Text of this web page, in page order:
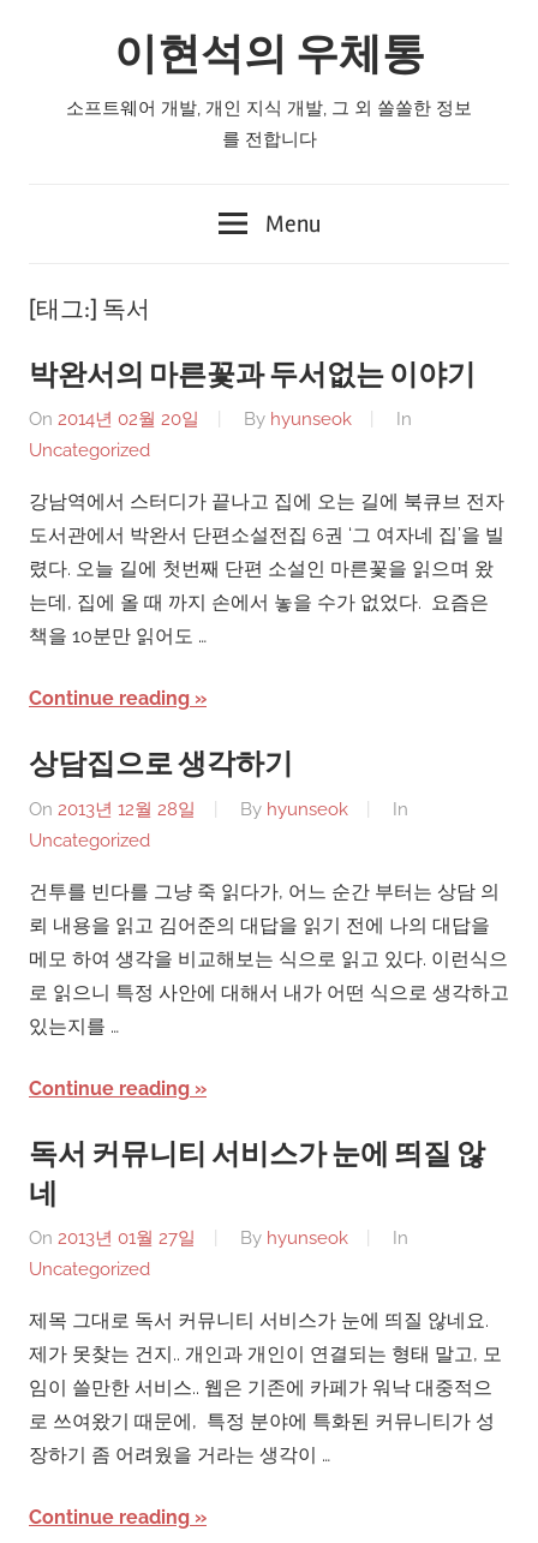
이현석의 우체통
소프트웨어 개발, 개인 지식 개발, 그 외 쏠쏠한 정보
를 전합니다
Menu
[태그:] 독서
박완서의 마른꽃과 두서없는 이야기
On 2014년 02월 20일 By hyunseok
In
Uncategorized
강남역에서 스터디가 끝나고 집에 오는 길에 북큐브 전자
도서관에서 박완서 단편소설전집 6권 ‘그 여자네 집’을 빌
렸다. 오늘 길에 첫번째 단편 소설인 마른꽃을 읽으며 왔
는데, 집에 올 때 까지 손에서 놓을 수가 없었다. 요즘은
책을 10분만 읽어도 …
Continue reading
상담집으로 생각하기
On 2013년 12월 28일 By hyunseok
In
Uncategorized
건투를 빈다를 그냥 죽 읽다가, 어느 순간 부터는 상담 의
뢰 내용을 읽고 김어준의 대답을 읽기 전에 나의 대답을
메모 하여 생각을 비교해보는 식으로 읽고 있다. 이런식으
로 읽으니 특정 사안에 대해서 내가 어떤 식으로 생각하고
있는지를 …
Continue reading
독서 커뮤니티 서비스가 눈에 띄질 않
네
On 2013년 01월 27일 By hyunseok
In
Uncategorized
제목 그대로 독서 커뮤니티 서비스가 눈에 띄질 않네요.
제가 못찾는 건지.. 개인과 개인이 연결되는 형태 말고, 모
임이 쓸만한 서비스.. 웹은 기존에 카페가 워낙 대중적으
로 쓰여왔기 때문에, 특정 분야에 특화된 커뮤니티가 성
장하기 좀 어려웠을 거라는 생각이 …
Continue reading